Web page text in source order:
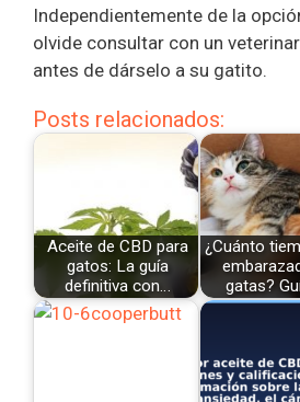
Independientemente de la
olvide consultar con un
antes de dárselo a su gatito.
Posts relacionados:
Aceite de CBD para
gatos: La guía
definitiva con…
¿Cuánto
gatas?